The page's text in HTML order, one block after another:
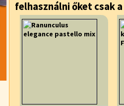
felhasználni őket csak